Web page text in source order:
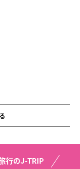
行のJ-TRIP